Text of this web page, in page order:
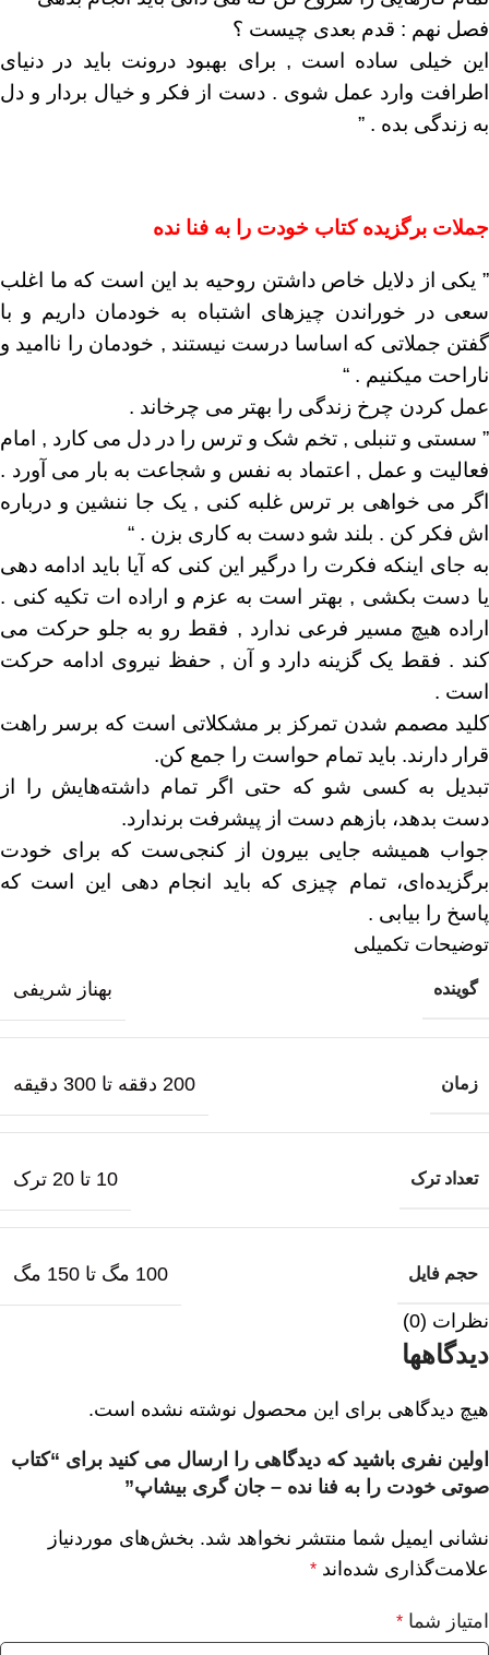
فصل نهم : قدم بعدی چیست ؟
این خیلی ساده است , برای بهبود درونت باید در دنیای
اطرافت وارد عمل شوی . دست از فکر و خیال بردار و دل
به زندگی بده . ”
جملات برگزیده کتاب خودت را به فنا نده
” یکی از دلایل خاص داشتن روحیه بد این است که ما اغلب
سعی در خوراندن چیزهای اشتباه به خودمان داریم و با
گفتن جملاتی که اساسا درست نیستند , خودمان را ناامید و
ناراحت میکنیم . “
عمل کردن چرخ زندگی را بهتر می چرخاند .
” سستی و تنبلی , تخم شک و ترس را در دل می کارد , امام
فعالیت و عمل , اعتماد به نفس و شجاعت به بار می آورد .
اگر می خواهی بر ترس غلبه کنی , یک جا ننشین و درباره
اش فکر کن . بلند شو دست به کاری بزن . “
به جای اینکه فکرت را درگیر این کنی که آیا باید ادامه دهی
یا دست بکشی , بهتر است به عزم و اراده ات تکیه کنی .
اراده هیچ مسیر فرعی ندارد , فقط رو به جلو حرکت می
کند . فقط یک گزینه دارد و آن , حفظ نیروی ادامه حرکت
است .
کلید مصمم شدن تمرکز بر مشکلاتی‌ است که برسر راهت
قرار دارند. باید تمام حواست را جمع کن.
تبدیل به کسی شو که حتی اگر تمام داشته‌هایش را از
دست بدهد، بازهم دست از پیشرفت برندارد.
جواب همیشه جایی بیرون از کنجی‌ست که برای خودت
برگزیده‌ای، تمام چیزی که باید انجام دهی این است که
پاسخ را بیابی .
توضیحات تکمیلی
گوینده بهناز شریفی
زمان 200 دققه تا 300 دقیقه
تعداد ترک 10 تا 20 ترک
حجم فایل 100 مگ تا 150 مگ
نظرات (0)
دیدگاهها
هیچ دیدگاهی برای این محصول نوشته نشده است.
اولین نفری باشید که دیدگاهی را ارسال می کنید برای “کتاب
صوتی خودت را به فنا نده – جان گری بیشاپ”
نشانی ایمیل شما منتشر نخواهد شد. بخش‌های موردنیاز
علامت‌گذاری شده‌اند *
امتیاز شما *